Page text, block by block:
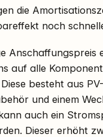
die
noch
Anschaffungspreis
auf alle
besteht aus
und einem
auch ein
Dieser erhöht